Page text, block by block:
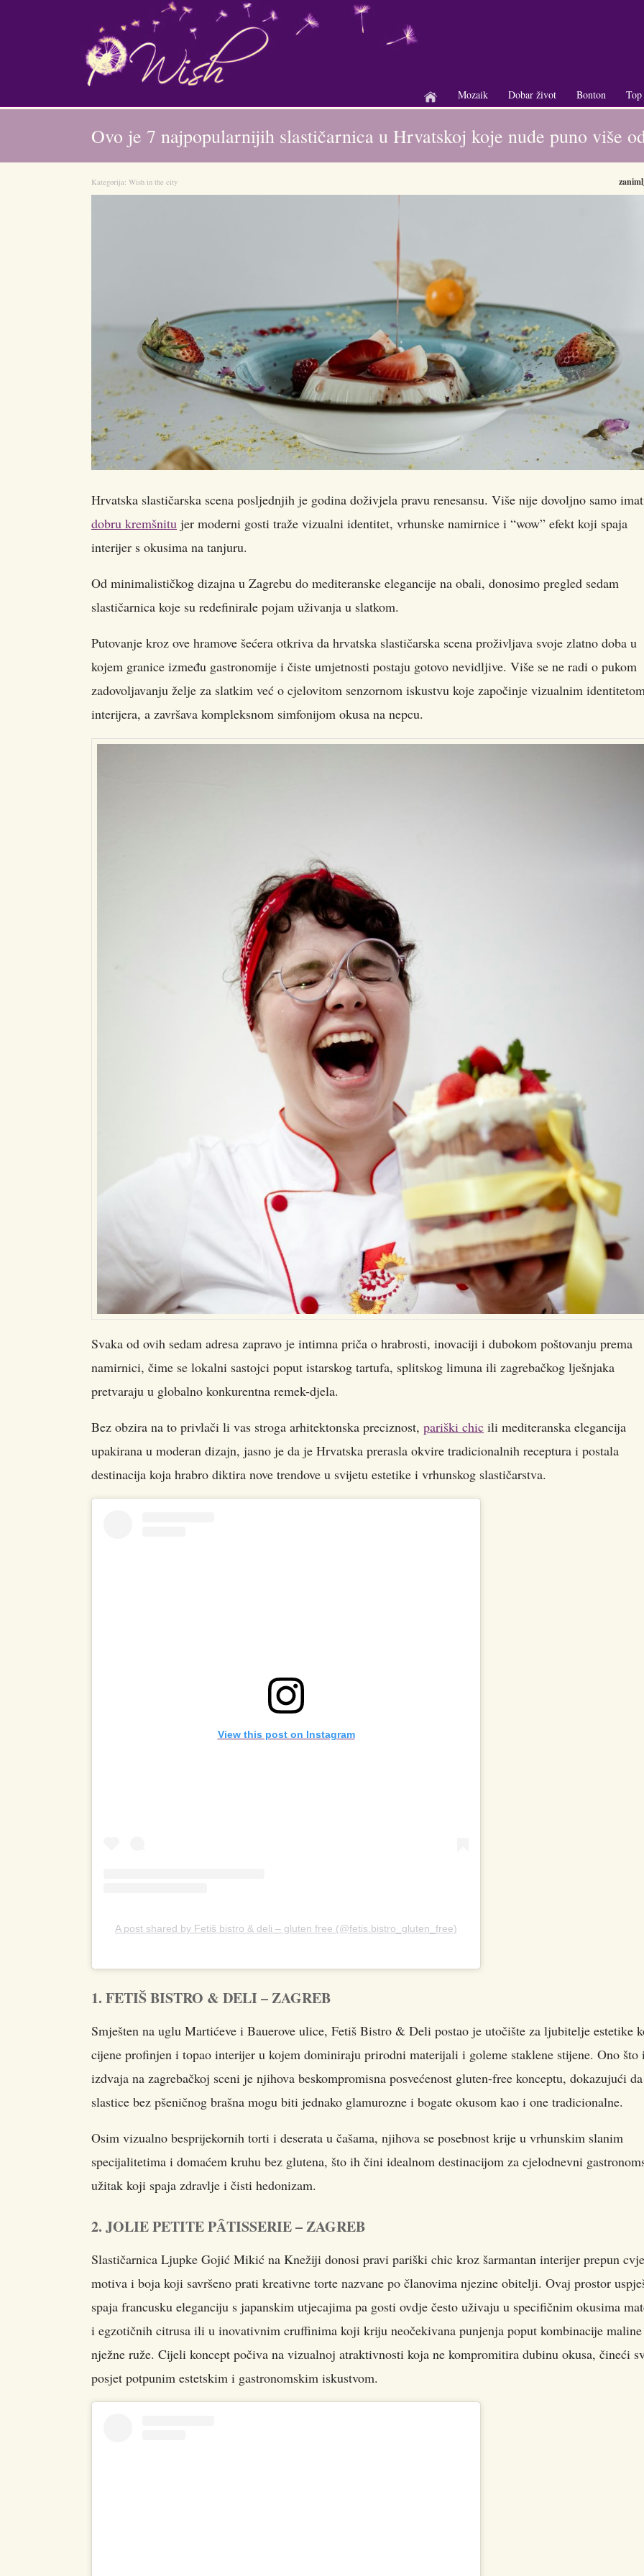
+
Mozaik
+
Dobar život
+
Bonton
Ovo je 7 najpopularnijih slastičarnica u Hrvatskoj koje nude puno više
Kategorija: Wish in the city
Hrvatska slastičarska scena posljednjih je godina doživjela pravu renesansu. Više nije dovoljno samo
dobru kremšnitu jer moderni gosti traže vizualni identitet, vrhunske namirnice i “wow” efekt koji spaja
interijer s okusima na tanjuru.
Od minimalističkog dizajna u Zagrebu do mediteranske elegancije na obali, donosimo pregled sedam
slastičarnica koje su redefinirale pojam uživanja u slatkom.
Putovanje kroz ove hramove šećera otkriva da hrvatska slastičarska scena proživljava svoje zlatno doba u
kojem granice između gastronomije i čiste umjetnosti postaju gotovo nevidljive. Više se ne radi o pukom
zadovoljavanju želje za slatkim već o cjelovitom senzornom iskustvu koje započinje vizualnim
interijera, a završava kompleksnom simfonijom okusa na nepcu.
Svaka od ovih sedam adresa zapravo je intimna priča o hrabrosti, inovaciji i dubokom poštovanju prema
namirnici, čime se lokalni sastojci poput istarskog tartufa, splitskog limuna ili zagrebačkog lješnjaka
pretvaraju u globalno konkurentna remek-djela.
Bez obzira na to privlači li vas stroga arhitektonska preciznost, pariški chic ili mediteranska elegancija
upakirana u moderan dizajn, jasno je da je Hrvatska prerasla okvire tradicionalnih receptura i postala
destinacija koja hrabro diktira nove trendove u svijetu estetike i vrhunskog slastičarstva.
View this post on Instagram
A post shared by Fetiš bistro & deli – gluten free (@fetis.bistro_gluten_free)
1. FETIŠ BISTRO & DELI – ZAGREB
Smješten na uglu Martićeve i Bauerove ulice, Fetiš Bistro & Deli postao je utočište za ljubitelje estetike
cijene profinjen i topao interijer u kojem dominiraju prirodni materijali i goleme staklene stijene. Ono što
izdvaja na zagrebačkoj sceni je njihova beskompromisna posvećenost gluten-free konceptu, dokazujući da
slastice bez pšeničnog brašna mogu biti jednako glamurozne i bogate okusom kao i one tradicionalne.
Osim vizualno besprijekornih torti i deserata u čašama, njihova se posebnost krije u vrhunskim slanim
specijalitetima i domaćem kruhu bez glutena, što ih čini idealnom destinacijom za cjelodnevni
užitak koji spaja zdravlje i čisti hedonizam.
2. JOLIE PETITE PÂTISSERIE – ZAGREB
Slastičarnica Ljupke Gojić Mikić na Knežiji donosi pravi pariški chic kroz šarmantan interijer prepun
motiva i boja koji savršeno prati kreativne torte nazvane po članovima njezine obitelji. Ovaj prostor
spaja francusku eleganciju s japanskim utjecajima pa gosti ovdje često uživaju u specifičnim okusima
i egzotičnih citrusa ili u inovativnim cruffinima koji kriju neočekivana punjenja poput kombinacije
nježne ruže. Cijeli koncept počiva na vizualnoj atraktivnosti koja ne kompromitira dubinu okusa, čineći
posjet potpunim estetskim i gastronomskim iskustvom.